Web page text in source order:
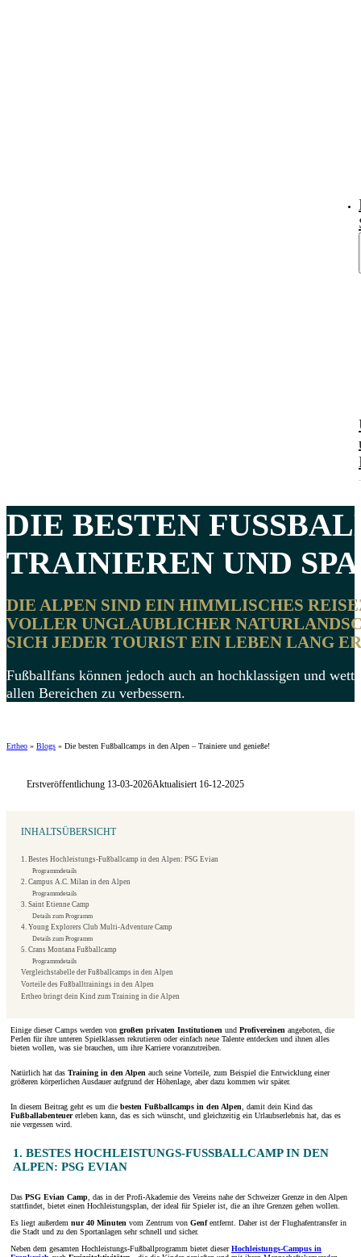
DIE BESTEN
TRAINIEREN UND
DIE ALPEN SIND EIN HIMMLISCHES
VOLLER UNGLAUBLICHER
SICH JEDER TOURIST EIN LEBEN LANG
Fußballfans können jedoch auch an hochklassigen und
allen Bereichen zu verbessern.
Ertheo » Blogs » Die besten Fußballcamps in den Alpen – Trainiere und genieße!
Erstveröffentlichung 13-03-2026Aktualisiert 16-12-2025
INHALTSÜBERSICHT
1. Bestes Hochleistungs-Fußballcamp in den Alpen: PSG Evian
Programmdetails
2. Campus A.C. Milan in den Alpen
Programmdetails
3. Saint Etienne Camp
Details zum Programm
4. Young Explorers Club Multi-Adventure Camp
Details zum Programm
5. Crans Montana Fußballcamp
Programmdetails
Vergleichstabelle der Fußballcamps in den Alpen
Vorteile des Fußballtrainings in den Alpen
Ertheo bringt dein Kind zum Training in die Alpen
Einige dieser Camps werden von großen privaten Institutionen und Profivereinen angeboten, die
Perlen für ihre unteren Spielklassen rekrutieren oder einfach neue Talente entdecken und ihnen alles
bieten wollen, was sie brauchen, um ihre Karriere voranzutreiben.
Natürlich hat das Training in den Alpen auch seine Vorteile, zum Beispiel die Entwicklung einer
größeren körperlichen Ausdauer aufgrund der Höhenlage, aber dazu kommen wir später.
In diesem Beitrag geht es um die besten Fußballcamps in den Alpen , damit dein Kind das
Fußballabenteuererleben kann, das es sich wünscht, und gleichzeitig ein Urlaubserlebnis hat, das es
nie vergessen wird.
1. BESTES HOCHLEISTUNGS-FUSSBALLCAMP IN DEN A
LPEN: PSG EVIAN
Das PSG Evian Camp , das in der Profi-Akademie des Vereins nahe der Schweizer Grenze in den Alpen
stattfindet, bietet einen Hochleistungsplan, der ideal für Spieler ist, die an ihre Grenzen gehen wollen.
Es liegt außerdem nur 40 Minuten vom Zentrum von Genfentfernt. Daher ist der Flughafentransfer in
die Stadt und zu den Sportanlagen sehr schnell und sicher.
Neben dem gesamten Hochleistungs-Fußballprogramm bietet dieserHochleistungs-Campus in